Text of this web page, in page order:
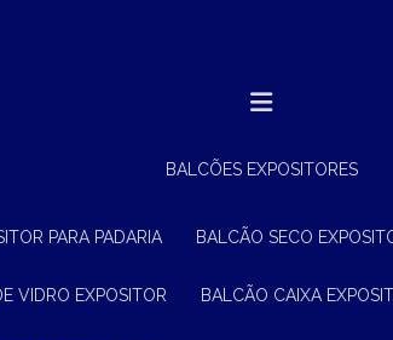
BALCÕES EXPOSITORES
PARA PADARIA BALCÃO SECO
VIDRO EXPOSITOR BALCÃO CAIXA